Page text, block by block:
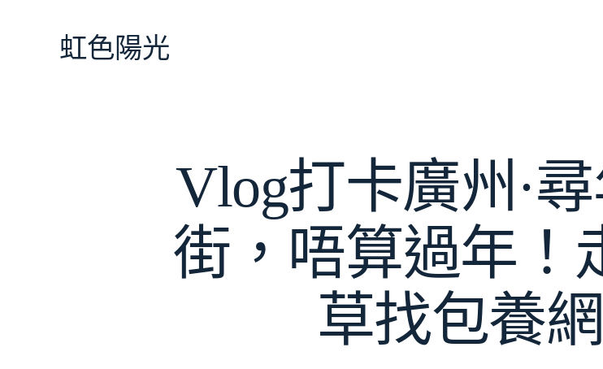
虹色陽光
Vlog打卡廣州·
街，唔算過年！
草找包養